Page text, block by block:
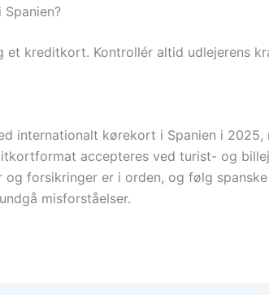
kreditkort. Kontrollér altid udlejerens
internationalt kørekort i Spanien i
accepteres ved turist- og
forsikringer er i orden, og følg
misforståelser.